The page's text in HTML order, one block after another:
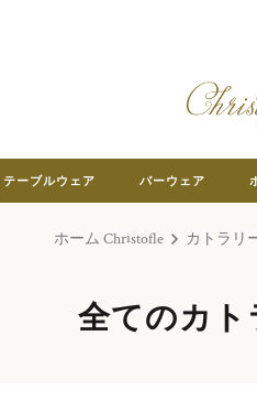
テーブルウェア バーウェア
ホーム Christofle カトラリ
全てのカト